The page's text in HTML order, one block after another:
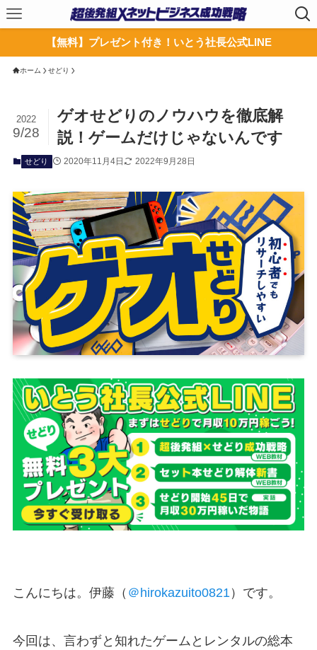
【無料】プレゼント付き！いとう社長公式LINE
ホーム せどり
ゲオせどりのノウハウを徹底解
説！ゲームだけじゃないんです
2022
9/28
せどり 2020年11月4日 2022年9月28日
こんにちは。伊藤（ ＠hirokazuito0821）です。
今回は、言わずと知れたゲームとレンタルの総本